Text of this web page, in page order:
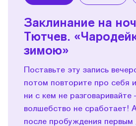
Заклинание на
Тютчев.
зимою»
Поставьте эту запись
потом повторите про себя
ни с кем не
волшебство не сработает!
после пробуждения первым